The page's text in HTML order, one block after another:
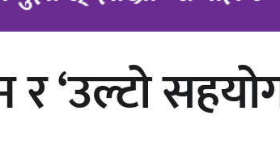
परिचर्चा सम्पन्न
अर्जुन
र ‘उल्टो